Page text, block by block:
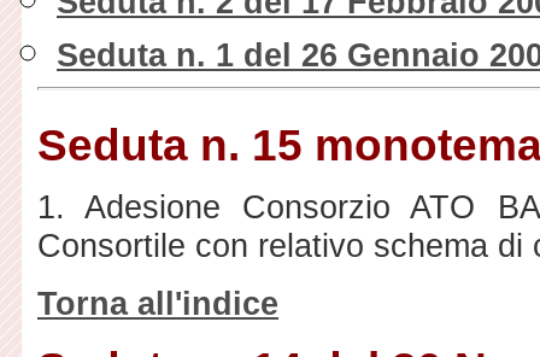
Seduta n. 1 del 26 Gennaio
Seduta n. 15
1. Adesione Consorzio ATO
Consortile con relativo schema di
Torna all'indice